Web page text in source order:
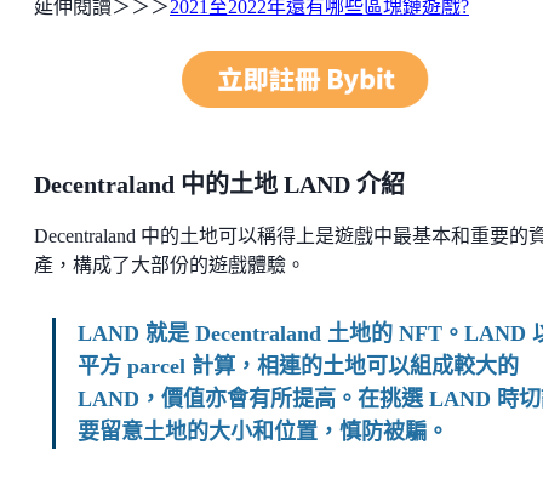
延伸閱讀＞＞＞2021至2022年還有哪些區塊鏈遊戲?
Decentraland 中的土地 LAND 介紹
Decentraland 中的土地可以稱得上是遊戲中最基本和重要的
產，構成了大部份的遊戲體驗。
LAND 就是 Decentraland 土地的 NFT。LAND
平方 parcel 計算，相連的土地可以組成較大的
LAND，價值亦會有所提高。在挑選 LAND 時
要留意土地的大小和位置，慎防被騙。